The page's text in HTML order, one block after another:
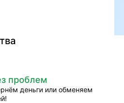
проблем
деньги или обменяем